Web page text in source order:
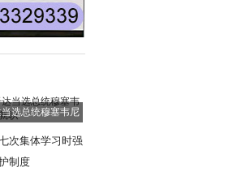
选总统穆塞韦尼
次集体学习时强
制度